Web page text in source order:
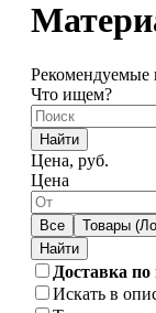
Рекомендуемые
Что ищем?
Найти
Цена, руб.
Цена
Все Товары
Доставка по
Искать в